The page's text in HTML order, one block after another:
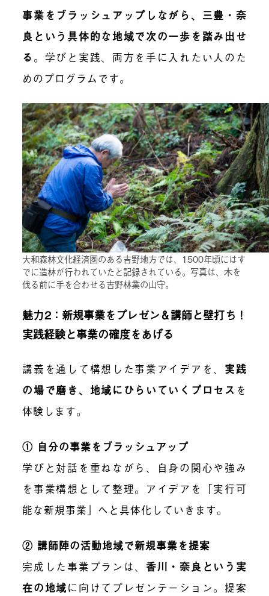
事業をブラッシュアップしながら、三豊・奈
良という具体的な地域で次の一歩を踏み出せ
る 。 学びと実践、両方を手に入れたい人のた
めのプログラムです。
大和森林文化経済圏のある吉野地方では、1500年頃にはす
でに造林が行われていたと記録されている。写真は、木を
伐る前に手を合わせる吉野林業の山守。
魅力2：新規事業をプレゼン＆講師と壁打ち！
実践経験と事業の確度をあげる
講義を通して構想した事業アイデアを、 実践
の場で磨き、地域にひらいていくプロセス を
体験します。
① 自分の事業をブラッシュアップ
学びと対話を重ねながら、自身の関心や強み
を事業構想として整理。アイデアを「実行可
能な新規事業」へと具体化していきます。
② 講師陣の活動地域で新規事業を提案
完成した事業プランは、香川・奈良という実
在の地域に向けてプレゼンテーション。提案